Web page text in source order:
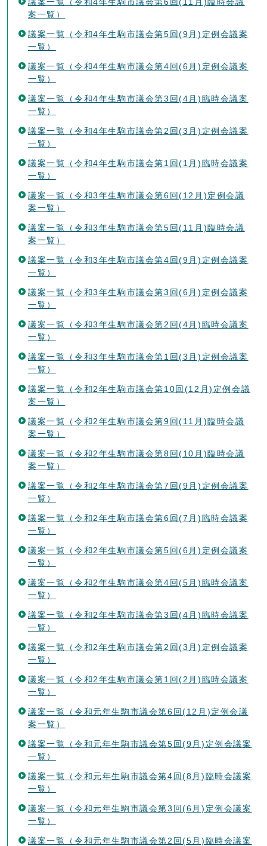
案一覧）
議案一覧（令和4年生駒市議会第5回(9月)定例会議案
一覧）
議案一覧（令和4年生駒市議会第4回(6月)定例会議案
一覧）
議案一覧（令和4年生駒市議会第3回(4月)臨時会議案
一覧）
議案一覧（令和4年生駒市議会第2回(3月)定例会議案
一覧）
議案一覧（令和4年生駒市議会第1回(1月)臨時会議案
一覧）
議案一覧（令和3年生駒市議会第6回(12月)定例会議
案一覧）
議案一覧（令和3年生駒市議会第5回(11月)臨時会議
案一覧）
議案一覧（令和3年生駒市議会第4回(9月)定例会議案
一覧）
議案一覧（令和3年生駒市議会第3回(6月)定例会議案
一覧）
議案一覧（令和3年生駒市議会第2回(4月)臨時会議案
一覧）
議案一覧（令和3年生駒市議会第1回(3月)定例会議案
一覧）
議案一覧（令和2年生駒市議会第10回(12月)定例会議
案一覧）
議案一覧（令和2年生駒市議会第9回(11月)臨時会議
案一覧）
議案一覧（令和2年生駒市議会第8回(10月)臨時会議
案一覧）
議案一覧（令和2年生駒市議会第7回(9月)定例会議案
一覧）
議案一覧（令和2年生駒市議会第6回(7月)臨時会議案
一覧）
議案一覧（令和2年生駒市議会第5回(6月)定例会議案
一覧）
議案一覧（令和2年生駒市議会第4回(5月)臨時会議案
一覧）
議案一覧（令和2年生駒市議会第3回(4月)臨時会議案
一覧）
議案一覧（令和2年生駒市議会第2回(3月)定例会議案
一覧）
議案一覧（令和2年生駒市議会第1回(2月)臨時会議案
一覧）
議案一覧（令和元年生駒市議会第6回(12月)定例会議
案一覧）
議案一覧（令和元年生駒市議会第5回(9月)定例会議案
一覧）
議案一覧（令和元年生駒市議会第4回(8月)臨時会議案
一覧）
議案一覧（令和元年生駒市議会第3回(6月)定例会議案
一覧）
議案一覧（令和元年生駒市議会第2回(5月)臨時会議案